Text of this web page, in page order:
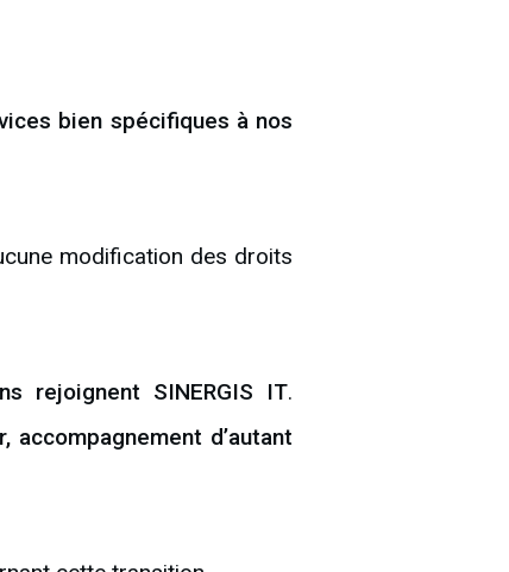
bien spécifiques à nos
modification des droits
rejoignent SINERGIS IT.
accompagnement d’autant